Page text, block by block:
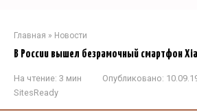
Главная » Новости
В России вышел безрамочный смартфон
На чтение: 3 мин Опубликовано:
SitesReady